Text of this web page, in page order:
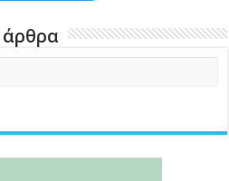
άρθρα